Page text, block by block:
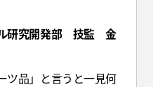
研究開発部 技監 金
ツ品」と言うと一見何